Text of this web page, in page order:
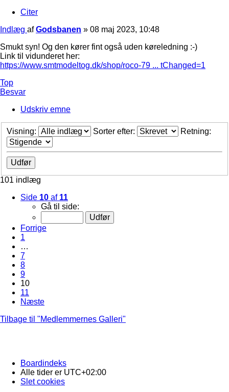
Citer
Indlæg afGodsbanen » 08 maj 2023, 10:48
Smukt syn! Og den kører fint også uden køreledning :-)
Link til vidunderet her:
https://www.smtmodeltog.dk/shop/roco-79 ... tChanged=1
Top
Besvar
Udskriv emne
Visning: Sorter efter: Retning:
101 indlæg
Side 10 af 11
Gå til side:
Forrige
1
…
7
8
9
10
11
Næste
Tilbage til "Medlemmernes Galleri"
Boardindeks
Alle tider er UTC+02:00
Slet cookies